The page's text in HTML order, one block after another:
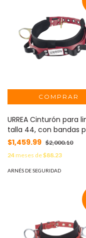
URREA Cinturón para
talla 44, con bandas
porta herramientas y
anillos tipo D. MOD:
USC01-G
$1,459.99 $2,000.10
24meses de$88.23
ARNÉS DE SEGURIDAD